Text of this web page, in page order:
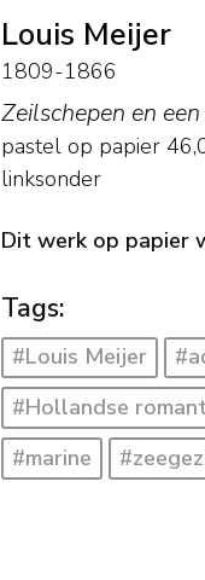
Louis Meijer
1809-1866
Zeilschepen en
pastel op papier
linksonder
Dit werk op papier
Tags:
#Louis Meijer
#Hollandse
#marine